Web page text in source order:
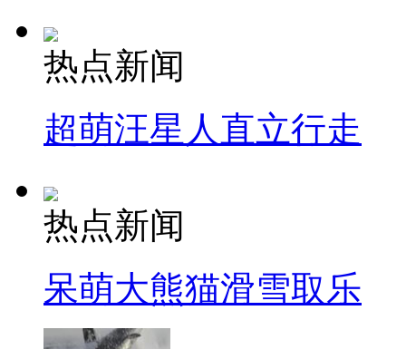
热点新闻
超萌汪星人直立行走
热点新闻
呆萌大熊猫滑雪取乐